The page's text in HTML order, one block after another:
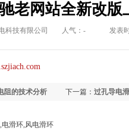
老网站全新改版
科技有限公司 人气： - 发表
下一篇： 过孔导电
阻的技术分析
滑环,风电滑环